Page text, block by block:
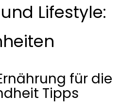
Lifestyle:
für die
Tipps